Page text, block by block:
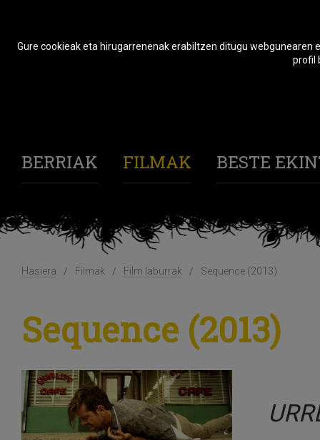
BERRIAK FILMAK BESTE
Hasiera Filmak Film laburrak Sequence (2013)
Sequence (2013)
Gure cookieak eta hirugarrenenak erabiltzen ditugu
profil